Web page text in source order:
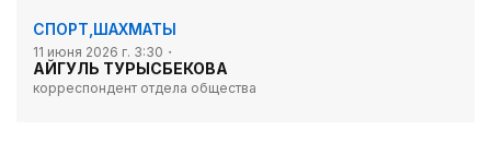
СПОРТ ШАХМАТЫ
11 июня 2026 г. 3:30
АЙГУЛЬ ТУРЫСБЕКОВА
корреспондент отдела общества